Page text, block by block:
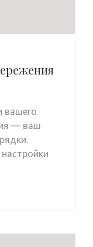
вашего
— ваш